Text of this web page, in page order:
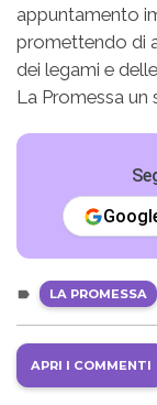
appuntamento
promettendo di
dei legami e
La Promessa un
LA PROMESSA
APRI I COMMENTI